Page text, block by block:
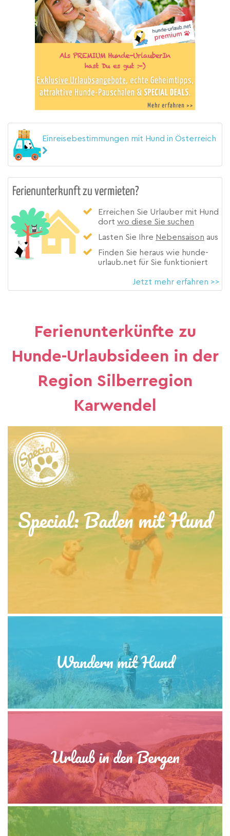
Einreisebestimmungen mit Hund in Österreich
Ferienunterkunft zu vermieten?
Erreichen Sie Urlauber mit Hund
dort wo diese Sie suchen
Lasten Sie Ihre Nebensaison aus
Finden Sie heraus wie hunde-
urlaub.net für Sie funktioniert
Jetzt mehr erfahren >>
Ferienunterkünfte zu
Hunde-Urlaubsideen in der
Region Silberregion
Karwendel
Special: Baden mit Hund
Wandern mit Hund
Urlaub in den Bergen